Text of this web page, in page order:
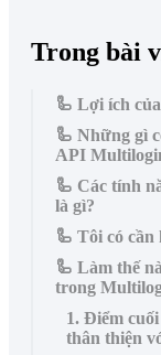
Trong bài
🦾 Lợi ích
🦾 Những gì
API
🦾 Các tính
là gì?
🦾 Tôi có
🦾 Làm thế
trong
1. Điểm
thân thiện